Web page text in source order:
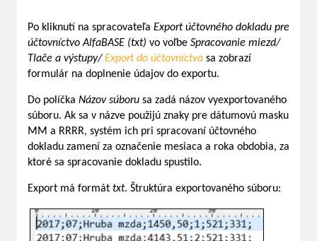
Po kliknutí na spracovateľa Export účtovného dokladu pre
účtovníctvo AlfaBASE (txt) vo voľbe Spracovanie miezd/
Tlače a výstupy/Export do účtovníctva sa zobrazí
formulár na doplnenie údajov do exportu.
Do políčka Názov súboru sa zadá názov vyexportovaného
súboru. Ak sa v názve použijú znaky pre dátumovú masku
MM a RRRR, systém ich pri spracovaní účtovného
dokladu zamení za označenie mesiaca a roka obdobia, za
ktoré sa spracovanie dokladu spustilo.
Export má formát txt. Štruktúra exportovaného súboru: